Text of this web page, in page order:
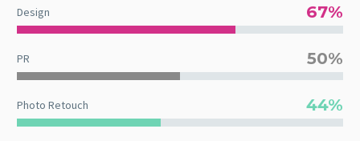
Design 67%
PR 50%
Photo Retouch 44%